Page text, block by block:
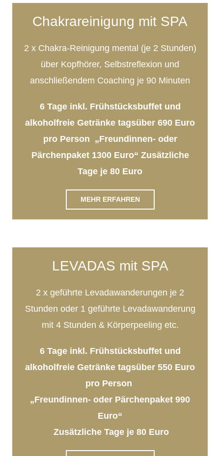
Chakrareinigung mit SPA
2 x Chakra-Reinigung mental (je 2 Stunden)
über Kopfhörer, Selbstreflexion und
anschließendem Coaching je 90 Minuten
6 Tage inkl. Frühstücksbuffet und
alkoholfreie Getränke tagsüber 690 Euro
pro Person „Freundinnen- oder
Pärchenpaket 1300 Euro“ Zusätzliche
Tage je 80 Euro
MEHR ERFAHREN
LEVADAS mit SPA
2 x geführte Levadawanderungen je 2
Stunden oder 1 geführte Levadawanderung
mit 4 Stunden & Körperpeeling etc.
6 Tage inkl. Frühstücksbuffet und
alkoholfreie Getränke tagsüber 550 Euro
pro Person
„Freundinnen- oder Pärchenpaket 990
Euro“
Zusätzliche Tage je 80 Euro